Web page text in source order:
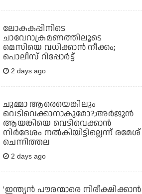
ലോകകപ്പിനിടെ
ചാവേറാക്രമണത്തിലൂടെ
മെസിയെ വധിക്കാന്‍ നീക്കം;
പൊലീസ് റിപ്പോര്‍ട്ട്
2 days ago
ചുമ്മാ ആരെയെങ്കിലും
വെടിവെക്കാനാകുമോ?;അര്‍ജുന്‍
ആയങ്കിയെ വെടിവെക്കാന്‍
നിര്‍ദേശം നല്‍കിയിട്ടില്ലെന്ന് രമേശ്
ചെന്നിത്തല
2 days ago
'ഇന്ത്യന്‍ പൗരന്മാരെ നിരീക്ഷിക്കാന്‍